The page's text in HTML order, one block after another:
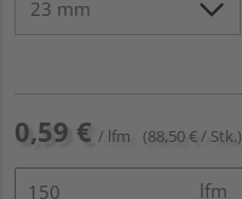
0,59 € / lfm (88,50 € / Stk.)
lfm